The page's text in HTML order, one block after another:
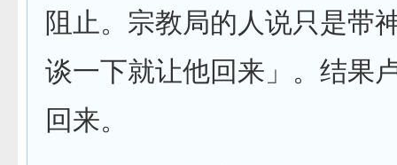
阻止。宗教局的人说只是带
谈一下就让他回来」。结果
回来。